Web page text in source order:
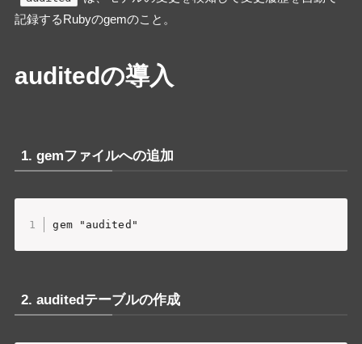
記録するRubyのgemのこと。
auditedの導入
1. gemファイルへの追加
2. auditedテーブルの作成